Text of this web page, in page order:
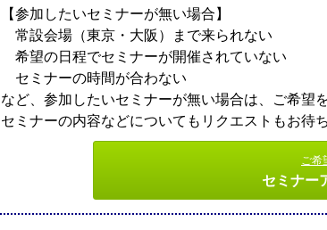
【参加したいセミナーが無い場合】
常設会場（東京・大阪）まで来られない
希望の日程でセミナーが開催されていない
セミナーの時間が合わない
など、参加したいセミナーが無い場合は、ご希望
セミナーの内容などについてもリクエストもお待
ご希
セミナー